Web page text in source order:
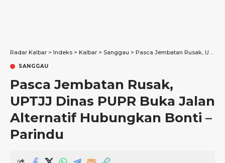
Radar Kalbar > Indeks > Kalbar > Sanggau > Pasca Jembatan Rusak, UPTJJ Dinas PUPR Buka Jalan Alternatif Hubungkan Bonti – Parindu
SANGGAU
Pasca Jembatan Rusak,
UPTJJ Dinas PUPR Buka Jalan
Alternatif Hubungkan Bonti –
Parindu